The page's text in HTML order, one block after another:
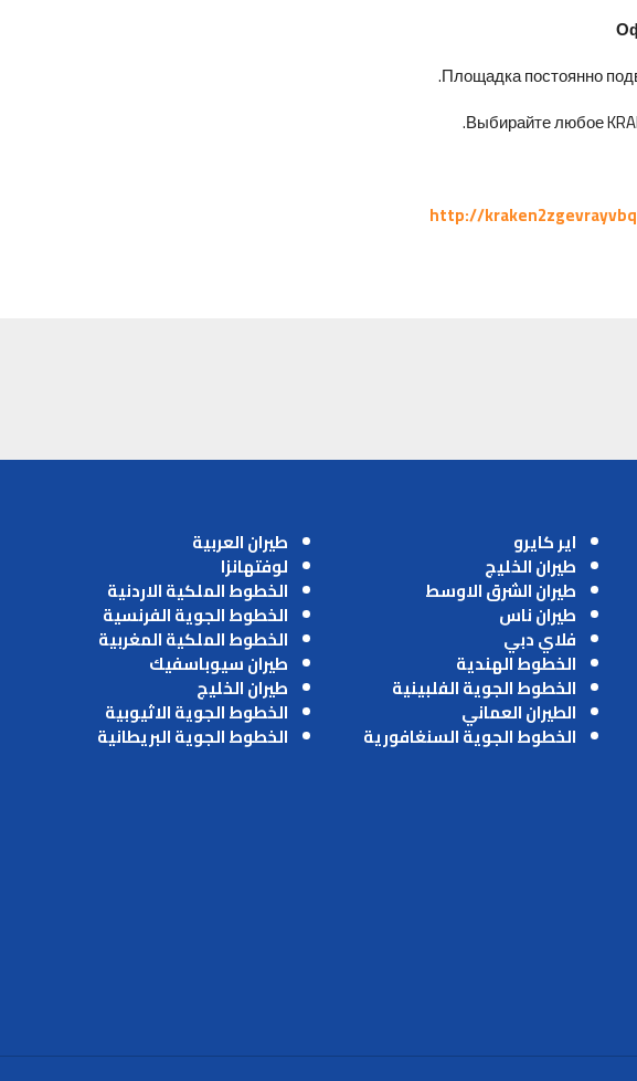
Площадка постоянно
Выбирайте любое
http://
اير كايرو
طيران الخليج
طيران الشرق الاوسط
طيران ناس
فلاي دبي
الخطوط الهندية
الخطوط الجوية الفلبينية
الطيران العماني
الخطوط الجوية السنغافورية
طيران العربية
لوفتهانزا
الخطوط الملكية الاردنية
الخطوط الجوية الفرنسية
الخطوط الملكية المغربية
طيران سيوباسفيك
طيران الخليج
الخطوط الجوية الاثيوبية
الخطوط الجوية البريطانية